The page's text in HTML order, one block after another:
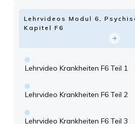
Lehrvideos Modul 6,
Kapitel F6
Lehrvideo Krankheiten F6 Teil 1
Lehrvideo Krankheiten F6 Teil 2
Lehrvideo Krankheiten F6 Teil 3